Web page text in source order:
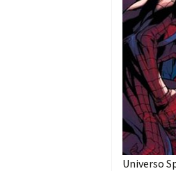
Universo